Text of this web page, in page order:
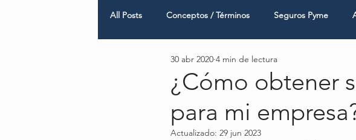
All Posts Conceptos / Términos Seguros Pyme
Empresas Medianas y Grandes Responsabilidad Civil
¿Cómo obtener
para mi
30 abr 2020 4 min de lectura
Actualizado: 29 jun 2023